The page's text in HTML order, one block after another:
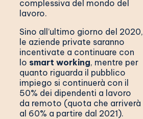
complessiva del mondo del
lavoro.
Sino all’ultimo giorno del 2020,
le aziende private saranno
incentivate a continuare con
lo smart working, mentre per
quanto riguarda il pubblico
impiego si continuerà con il
50% dei dipendenti a lavoro
da remoto (quota che arriverà
al 60% a partire dal 2021).